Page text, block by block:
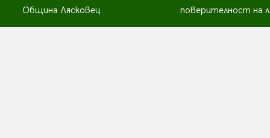
Община Лясковец
поверителност на